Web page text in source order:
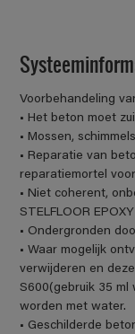
Voorbehandeling
• Het beton moet
• Mossen,
• Reparatie van
reparatiemortel
• Niet coherent,
STELFLOOR
• Ondergronden
• Waar mogelijk
verwijderen en
S600(gebruik 35
worden met water.
• Geschilderde